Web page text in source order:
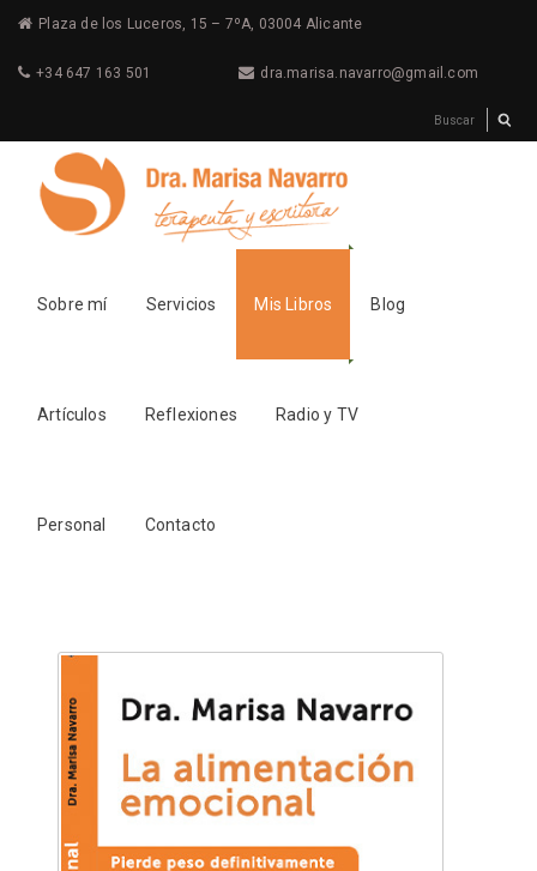
Plaza de los Luceros, 15 – 7ºA, 03004 Alicante
+34 647 163 501 dra.marisa.navarro@gmail.com
Sobre mí Servicios Mis Libros Blog
Artículos Reflexiones Radio y TV
Personal Contacto